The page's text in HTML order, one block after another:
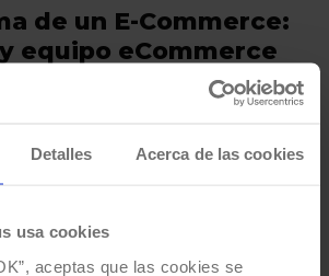
Detalles Acerca de las cookies
usa cookies
aceptas que las cookies se
de un E-Commerce:
equipo eCommerce
que forme el organigrama
volumen de negocio a